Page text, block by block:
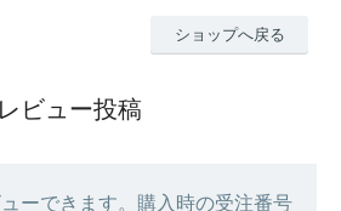
ショップへ戻る
レビュー投稿
ーできます。購入時の受注番号